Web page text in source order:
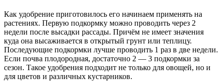
Как удобрение приготовилось его начинаем применять на
растениях. Первую подкормку можно проводить через 2
недели после высадки рассады. Причём не имеет значения
куда она высаживается в открытый грунт или теплицу.
Последующие подкормки лучше проводить 1 раз в две недели.
Если почва плодородная, достаточно 2 — 3 подкормки за
сезон. Такое удобрения подходит не только для овощей, но и
для цветов и различных кустарников.